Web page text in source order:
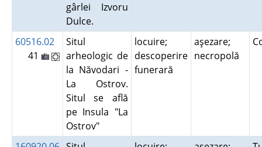
gârlei Izvoru
Dulce.
60516.02
41
Situl
arheologic de
la Năvodari -
La Ostrov.
Situl se află
pe Insula "La
Ostrov"
locuire;
descoperire
funerară
aşezare;
necropolă